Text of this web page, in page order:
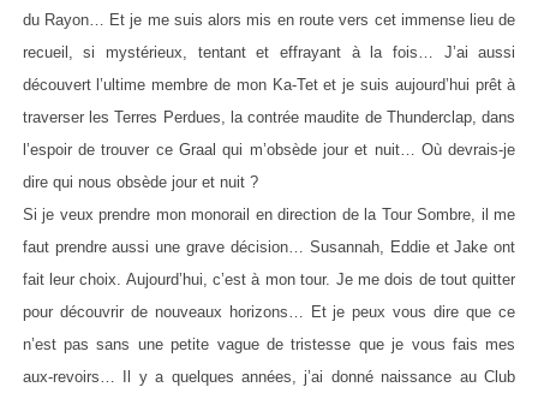
du Rayon… Et je me suis alors mis en route vers cet immense lieu de
recueil, si mystérieux, tentant et effrayant à la fois… J’ai aussi
découvert l’ultime membre de mon Ka-Tet et je suis aujourd’hui prêt à
traverser les Terres Perdues, la contrée maudite de Thunderclap, dans
l’espoir de trouver ce Graal qui m’obsède jour et nuit… Où devrais-je
dire qui nous obsède jour et nuit ?
Si je veux prendre mon monorail en direction de la Tour Sombre, il me
faut prendre aussi une grave décision… Susannah, Eddie et Jake ont
fait leur choix. Aujourd’hui, c’est à mon tour. Je me dois de tout quitter
pour découvrir de nouveaux horizons… Et je peux vous dire que ce
n’est pas sans une petite vague de tristesse que je vous fais mes
aux-revoirs… Il y a quelques années, j’ai donné naissance au Club